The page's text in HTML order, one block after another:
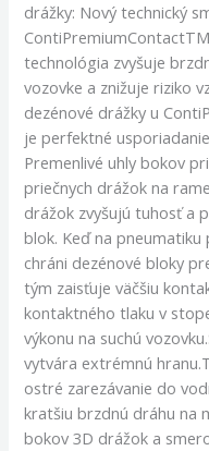
drážky: Nový technický
technológia zvyšuje
vozovke a znižuje riziko
dezénové drážky u
je perfektné
Premenlivé uhly bokov
priečnych drážok na
drážok zvyšujú tuhosť a
blok. Keď na
chráni dezénové bloky
tým zaisťuje väčšiu
kontaktného tlaku v
výkonu na suchú
vytvára extrémnú
ostré zarezávanie do
kratšiu brzdnú dráhu na
bokov 3D drážok a